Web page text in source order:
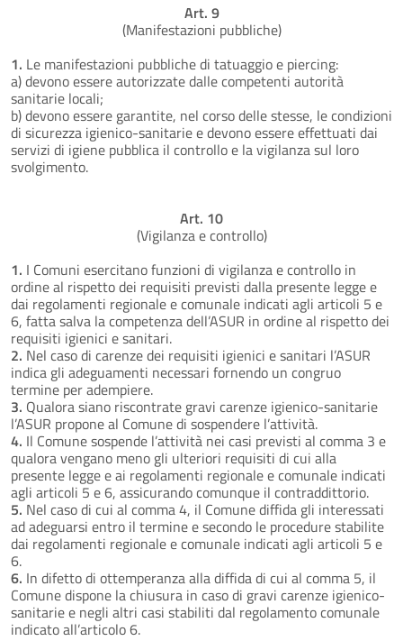
Art. 9
(Manifestazioni pubbliche)
1. Le manifestazioni pubbliche di tatuaggio e piercing:
a) devono essere autorizzate dalle competenti autorità
sanitarie locali;
b) devono essere garantite, nel corso delle stesse, le condizioni
di sicurezza igienico-sanitarie e devono essere effettuati dai
servizi di igiene pubblica il controllo e la vigilanza sul loro
svolgimento.
Art. 10
(Vigilanza e controllo)
1. I Comuni esercitano funzioni di vigilanza e controllo in
ordine al rispetto dei requisiti previsti dalla presente legge e
dai regolamenti regionale e comunale indicati agli articoli 5 e
6, fatta salva la competenza dell’ASUR in ordine al rispetto dei
requisiti igienici e sanitari.
2. Nel caso di carenze dei requisiti igienici e sanitari l’ASUR
indica gli adeguamenti necessari fornendo un congruo
termine per adempiere.
3. Qualora siano riscontrate gravi carenze igienico-sanitarie
l’ASUR propone al Comune di sospendere l’attività.
4. Il Comune sospende l’attività nei casi previsti al comma 3 e
qualora vengano meno gli ulteriori requisiti di cui alla
presente legge e ai regolamenti regionale e comunale indicati
agli articoli 5 e 6, assicurando comunque il contraddittorio.
5. Nel caso di cui al comma 4, il Comune diffida gli interessati
ad adeguarsi entro il termine e secondo le procedure stabilite
dai regolamenti regionale e comunale indicati agli articoli 5 e
6.
6. In difetto di ottemperanza alla diffida di cui al comma 5, il
Comune dispone la chiusura in caso di gravi carenze igienico-
sanitarie e negli altri casi stabiliti dal regolamento comunale
indicato all’articolo 6.